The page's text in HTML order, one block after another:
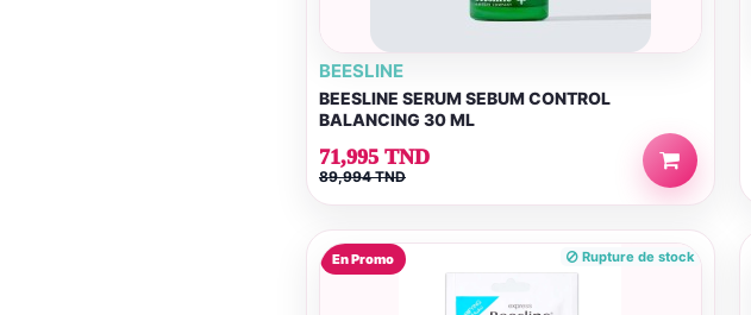
BEESLINE
BEESLINE SERUM SEBUM CONTROL
BALANCING 30 ML
71,995 TND
89,994 TND
En Promo Rupture de stock